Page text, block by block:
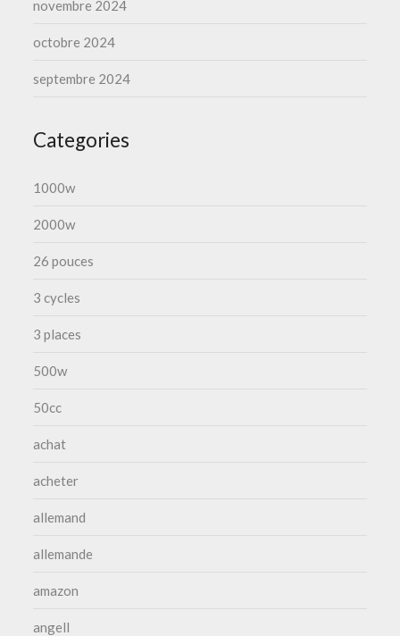
novembre 2024
octobre 2024
septembre 2024
Categories
1000w
2000w
26 pouces
3 cycles
3 places
500w
50cc
achat
acheter
allemand
allemande
amazon
angell